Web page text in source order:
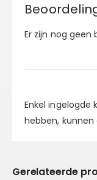
Er zijn nog geen
Enkel
hebben,
Gerelateerde